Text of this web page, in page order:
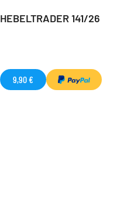
HEBELTRADER 141/26
9,90 €